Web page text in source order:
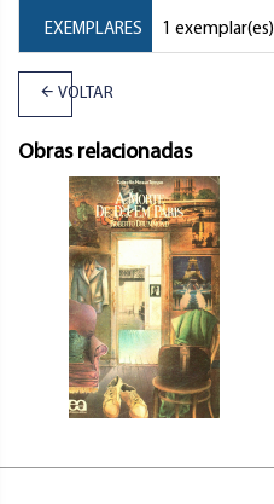
EXEMPLARES 1 exemplar(es)
VOLTAR
Obras relacionadas